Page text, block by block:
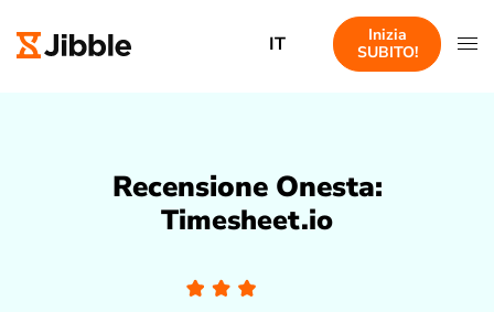
IT
Inizia
SUBITO!
Recensione Onesta:
Timesheet.io